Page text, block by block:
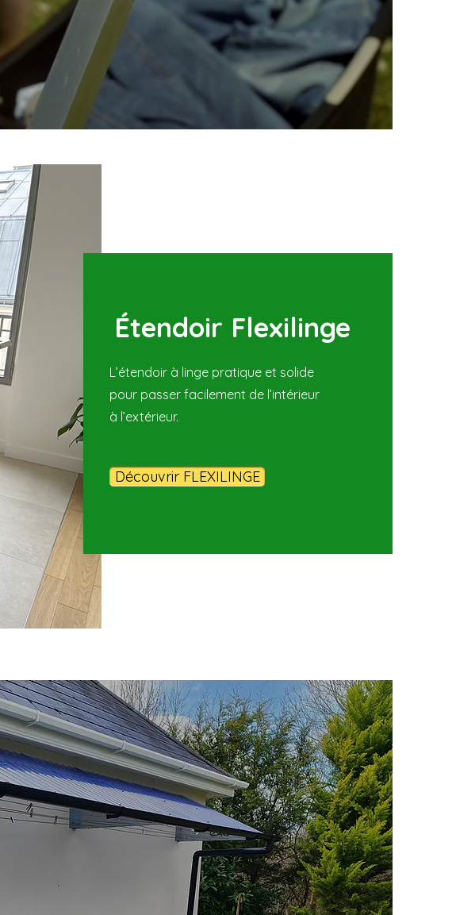
Étendoir Flexilinge
L’étendoir à linge pratique et solide
pour passer facilement de l’intérieur
à l’extérieur.
Découvrir FLEXILINGE